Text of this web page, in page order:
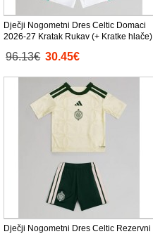
Dječji Nogometni Dres Celtic Domaci
2026-27 Kratak Rukav (+ Kratke hlače)
96.13€ 30.45€
Dječji Nogometni Dres Celtic Rezervni